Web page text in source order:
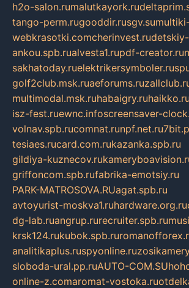
h2o-salon.rumalutkayork.ru
tango-perm.rugooddir.rusgv.su
webkrasotki.comcherinvest.ru
ankou.spb.rualvesta1.rupdf-creator.ru
sakhatoday.ruelektrikersymboler.ru
golf2club.msk.ruaeforums.ru
multimodal.msk.ruhabaigry.ruhaikko.ru
isz-fest.ruewnc.infoscreensaver-
volnav.spb.rucomnat.runpf.net.ru
tesiaes.rucard.com.rukazanka.spb.ru
gildiya-kuznecov.ru
griffoncom.spb.rufabrika-emotsiy.ru
PARK-MATROSOVA.RUagat.spb.ru
avtoyurist-moskva1.ruhardware.org.ru
dg-lab.ruangrup.rurecruiter.spb.ru
krsk124.rukubok.spb.ru
analitikaplus.ruspyonline.ru
sloboda-ural.pp.ruAUTO-COM.SU
online-z.comaromat-vostoka.ru